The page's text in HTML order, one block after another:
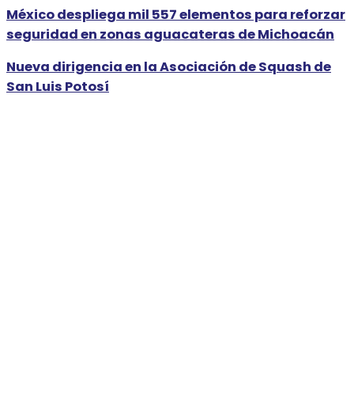
México despliega mil 557 elementos para reforzar
seguridad en zonas aguacateras de Michoacán
Nueva dirigencia en la Asociación de Squash de
San Luis Potosí